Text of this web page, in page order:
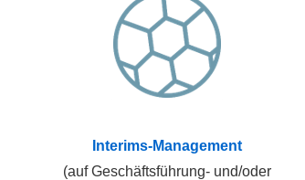
Interims-Management
(auf Geschäftsführung- und/oder